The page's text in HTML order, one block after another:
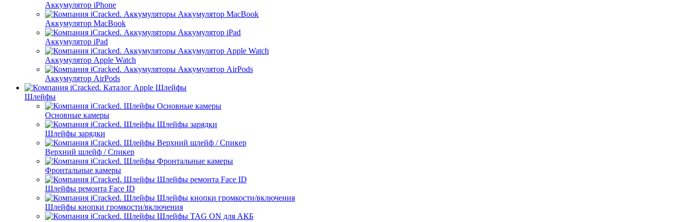
Аккумулятор iPhone
Аккумулятор MacBook
Аккумулятор iPad
Аккумулятор Apple Watch
Аккумулятор AirPods
Шлейфы
Основные камеры
Шлейфы зарядки
Верхний шлейф / Спикер
Фронтальные камеры
Шлейфы ремонта Face ID
Шлейфы кнопки громкости/включения